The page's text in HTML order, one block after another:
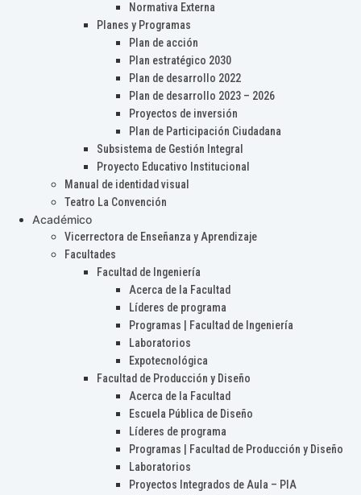
Normativa Externa
Planes y Programas
Plan de acción
Plan estratégico 2030
Plan de desarrollo 2022
Plan de desarrollo 2023 – 2026
Proyectos de inversión
Plan de Participación Ciudadana
Subsistema de Gestión Integral
Proyecto Educativo Institucional
Manual de identidad visual
Teatro La Convención
Académico
Vicerrectora de Enseñanza y Aprendizaje
Facultades
Facultad de Ingeniería
Acerca de la Facultad
Líderes de programa
Programas | Facultad de Ingeniería
Laboratorios
Expotecnológica
Facultad de Producción y Diseño
Acerca de la Facultad
Escuela Pública de Diseño
Líderes de programa
Programas | Facultad de Producción y Diseño
Laboratorios
Proyectos Integrados de Aula – PIA